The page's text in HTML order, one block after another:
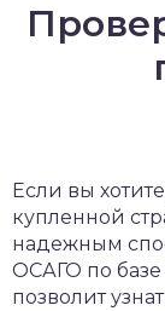
Если вы
купленной
надежным
ОСАГО по
позволит